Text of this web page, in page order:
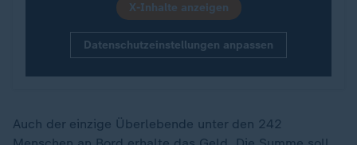
X-Inhalte anzeigen
Datenschutzeinstellungen anpassen
Auch der einzige Überlebende unter den 242